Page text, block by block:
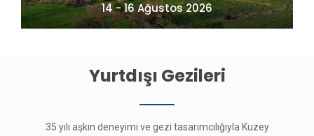
20 - 23 Ağustos 2026
Yurtdışı Gezileri
35 yılı aşkın deneyimi ve gezi tasarımcılığıyla Kuzey